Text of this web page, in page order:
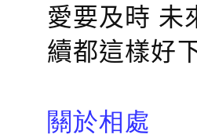
愛要及時 未
續都這樣好
關於相處